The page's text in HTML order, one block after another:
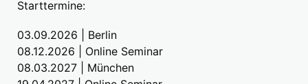
Starttermine:
03.09.2026 | Berlin
08.12.2026 | Online Seminar
08.03.2027 | München